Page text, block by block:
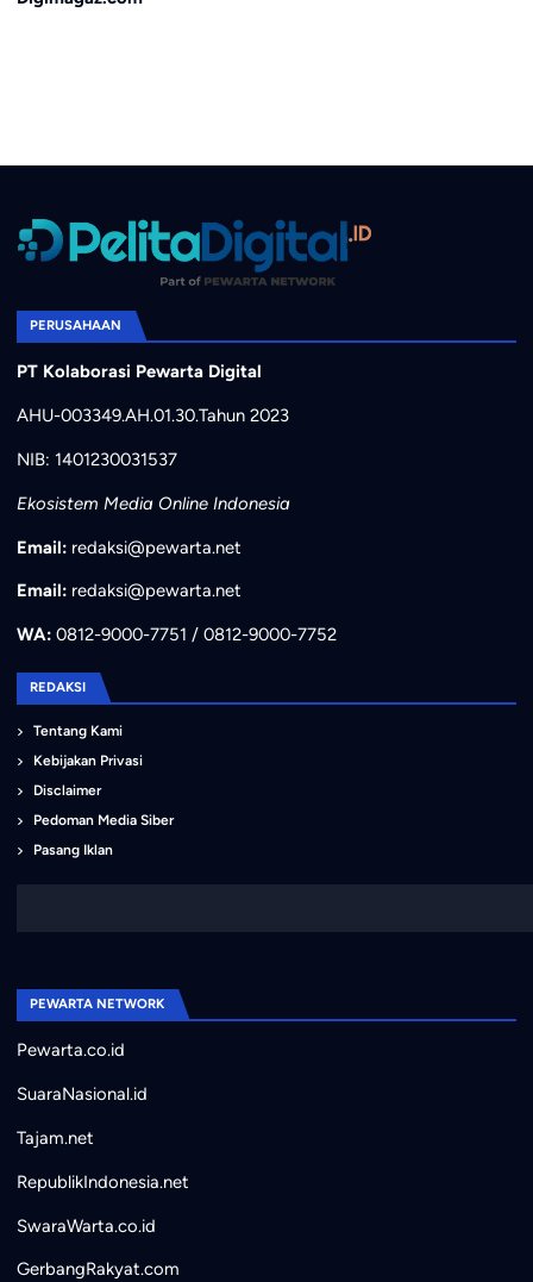
PERUSAHAAN
PT Kolaborasi Pewarta Digital
AHU-003349.AH.01.30.Tahun 2023
NIB: 1401230031537
Ekosistem Media Online Indonesia
Email: redaksi@pewarta.net
Email: redaksi@pewarta.net
WA:0812-9000-7751 / 0812-9000-7752
REDAKSI
Tentang Kami
Kebijakan Privasi
Disclaimer
Pedoman Media Siber
Pasang Iklan
PEWARTA NETWORK
Pewarta.co.id
SuaraNasional.id
Tajam.net
RepublikIndonesia.net
SwaraWarta.co.id
GerbangRakyat.com